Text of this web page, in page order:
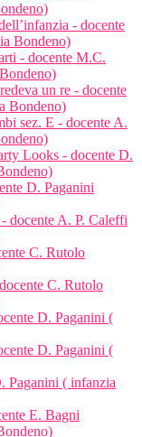
- docente
Bondeno)
- docente M.C.
un re - docente
Bondeno)
sez. E - docente A.
Looks - docente D.
D. Paganini
docente A. P. Caleffi
C. Rutolo
C. Rutolo
D. Paganini (
D. Paganini (
Paganini ( infanzia
E. Bagni